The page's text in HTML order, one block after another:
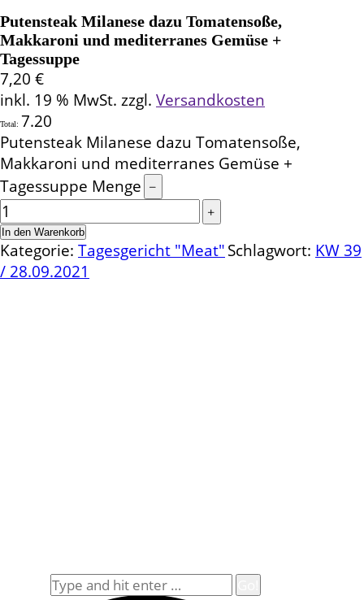
Putensteak Milanese dazu Tomatensoße,
Makkaroni und mediterranes Gemüse +
Tagessuppe
7,20 €
inkl. 19 % MwSt. zzgl. Versandkosten
Total: 7.20
Putensteak Milanese dazu Tomatensoße,
Makkaroni und mediterranes Gemüse +
Tagessuppe Menge
In den Warenkorb
Kategorie: Tagesgericht "Meat"Schlagwort: KW 39
/ 28.09.2021